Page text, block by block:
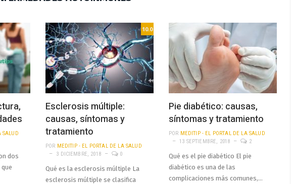
SALUD
dos
Esclerosis múltiple:
causas, síntomas y
tratamiento
POR MEDITIP - EL PORTAL DE LA SALUD
3 DICIEMBRE, 2018
10.0
0
Qué es la esclerosis múltiple La
esclerosis múltiple se clasifica
Pie diabético: causas,
síntomas y tratamiento
POR MEDITIP - EL PORTAL DE LA SALUD
13 SEPTIEMBRE, 2018
2
Qué es el pie diabético El pie
diabético es una de las
complicaciones más comunes,…